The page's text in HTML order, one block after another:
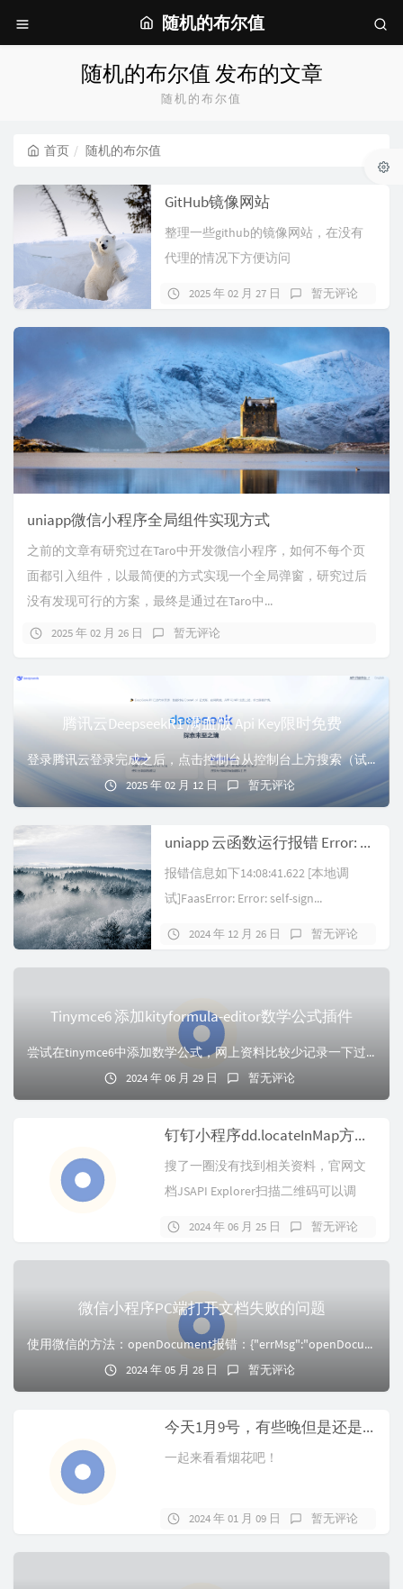
随机的布尔值
随机的布尔值 发布的文章
随机的布尔值
首页 随机的布尔值
GitHub镜像网站
整理一些github的镜像网站，在没有
代理的情况下方便访问
2025 年 02 月 27 日 暂无评论
uniapp微信小程序全局组件实现方式
之前的文章有研究过在Taro中开发微信小程序，如何不每个页
面都引入组件，以最简便的方式实现一个全局弹窗，研究过后
没有发现可行的方案，最终是通过在Taro中...
2025 年 02 月 26 日 暂无评论
腾讯云DeepseekR1 满血版 Api Key限时免费
登录腾讯云登录完成之后，点击控制台从控制台上方搜索（试了试首页搜索无法找到入口），搜索“知识引擎”，点击第一个进入。或者直接从链接进入：https://c...
2025 年 02 月 12 日 暂无评论
uniapp 云函数运行报错 Error: self-signed certificate in certificate chain
报错信息如下14:08:41.622 [本地调
试]FaasError: Error: self-sign...
2024 年 12 月 26 日 暂无评论
Tinymce6 添加kityformula-editor数学公式插件
尝试在tinymce6中添加数学公式，网上资料比较少记录一下过程在tinymce7中可以通过（https://www.tiny.cloud/docs/ti...
2024 年 06 月 29 日 暂无评论
钉钉小程序dd.locateInMap方法报错无法使用的问题
搜了一圈没有找到相关资料，官网文
档JSAPI Explorer扫描二维码可以调
2024 年 06 月 25 日 暂无评论
微信小程序PC端打开文档失败的问题
使用微信的方法：openDocument报错：{"errMsg":"openDocument:failillegal fileType"}问题：微信小程序...
2024 年 05 月 28 日 暂无评论
今天1月9号，有些晚但是还是要说：未来，你好👋
一起来看看烟花吧！
2024 年 01 月 09 日 暂无评论